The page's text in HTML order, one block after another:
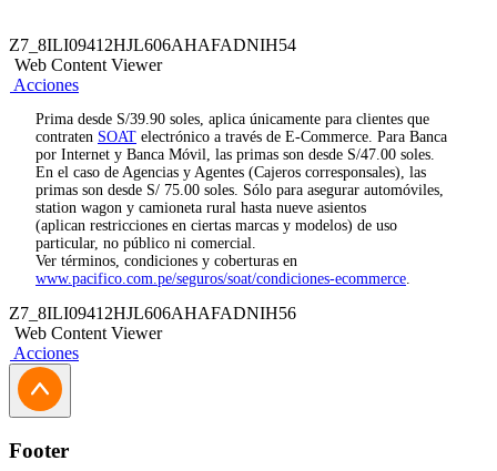
Z7_8ILI09412HJL606AHAFADNIH54
Web Content Viewer
Acciones
Prima desde S/39.90 soles, aplica únicamente para clientes que
contraten SOAT electrónico a través de E-Commerce. Para Banca
por Internet y Banca Móvil, las primas son desde S/47.00 soles.
En el caso de Agencias y Agentes (Cajeros corresponsales), las
primas son desde S/ 75.00 soles. Sólo para asegurar automóviles,
station wagon y camioneta rural hasta nueve asientos
(aplican restricciones en ciertas marcas y modelos) de uso
particular, no público ni comercial.
Ver términos, condiciones y coberturas en
www.pacifico.com.pe/seguros/soat/condiciones-ecommerce.
Z7_8ILI09412HJL606AHAFADNIH56
Web Content Viewer
Acciones
Footer